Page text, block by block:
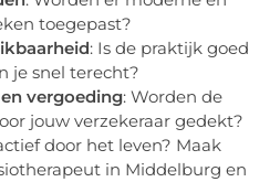
toegepast?
: Is de praktijk goed
je snel terecht?
vergoeding: Worden de
jouw verzekeraar gedekt?
door het leven? Maak
in Middelburg en